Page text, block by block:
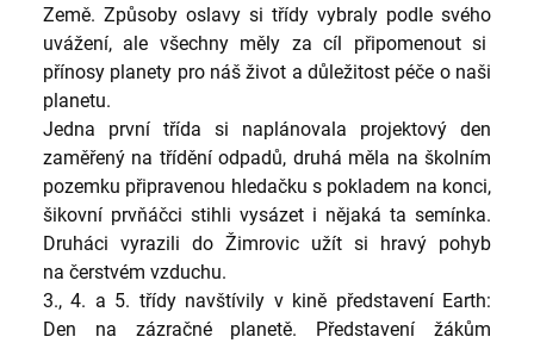
Země. Způsoby oslavy si třídy vybraly podle svého
uvážení, ale všechny měly za cíl připomenout si
přínosy planety pro náš život a důležitost péče o naši
planetu.
Jedna první třída si naplánovala projektový den
zaměřený na třídění odpadů, druhá měla na školním
pozemku připravenou hledačku s pokladem na konci,
šikovní prvňáčci stihli vysázet i nějaká ta semínka.
Druháci vyrazili do Žimrovic užít si hravý pohyb
na čerstvém vzduchu.
3., 4. a 5. třídy navštívily v kině představení Earth:
Den na zázračné planetě. Představení žákům